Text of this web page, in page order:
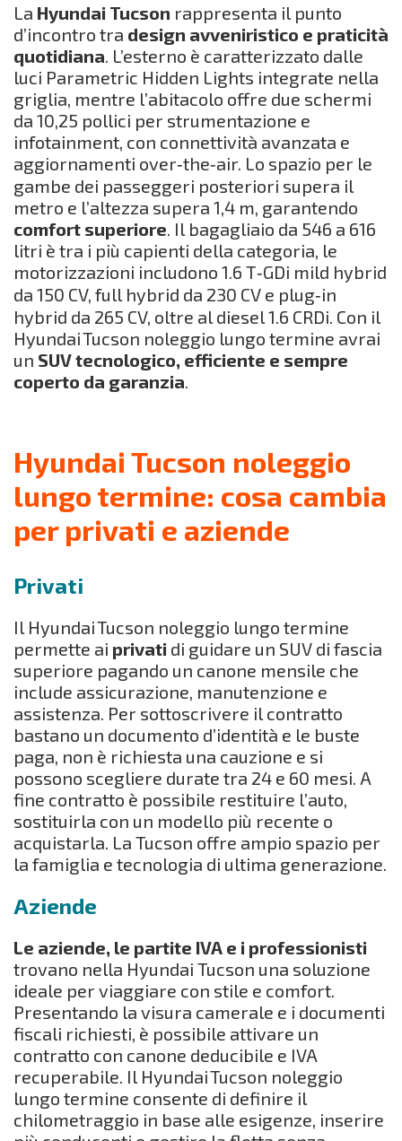
La Hyundai Tucson rappresenta il punto
d’incontro tra design avveniristico e praticità
quotidiana. L’esterno è caratterizzato dalle
luci Parametric Hidden Lights integrate nella
griglia, mentre l’abitacolo offre due schermi
da 10,25 pollici per strumentazione e
infotainment, con connettività avanzata e
aggiornamenti over‑the‑air. Lo spazio per le
gambe dei passeggeri posteriori supera il
metro e l’altezza supera 1,4 m, garantendo
comfort superiore. Il bagagliaio da 546 a 616
litri è tra i più capienti della categoria, le
motorizzazioni includono 1.6 T‑GDi mild hybrid
da 150 CV, full hybrid da 230 CV e plug‑in
hybrid da 265 CV, oltre al diesel 1.6 CRDi. Con il
Hyundai Tucson noleggio lungo termine avrai
un SUV tecnologico, efficiente e sempre
coperto da garanzia.
Hyundai Tucson noleggio
lungo termine: cosa cambia
per privati e aziende
Privati
Il Hyundai Tucson noleggio lungo termine
permette ai privati di guidare un SUV di fascia
superiore pagando un canone mensile che
include assicurazione, manutenzione e
assistenza. Per sottoscrivere il contratto
bastano un documento d’identità e le buste
paga, non è richiesta una cauzione e si
possono scegliere durate tra 24 e 60 mesi. A
fine contratto è possibile restituire l’auto,
sostituirla con un modello più recente o
acquistarla. La Tucson offre ampio spazio per
la famiglia e tecnologia di ultima generazione.
Aziende
Le aziende, le partite IVA e i professionisti
trovano nella Hyundai Tucson una soluzione
ideale per viaggiare con stile e comfort.
Presentando la visura camerale e i documenti
fiscali richiesti, è possibile attivare un
contratto con canone deducibile e IVA
recuperabile. Il Hyundai Tucson noleggio
lungo termine consente di definire il
chilometraggio in base alle esigenze, inserire